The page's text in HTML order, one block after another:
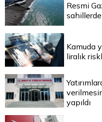
Resmi
sahillerde
Kamuda
liralık
yapıldı